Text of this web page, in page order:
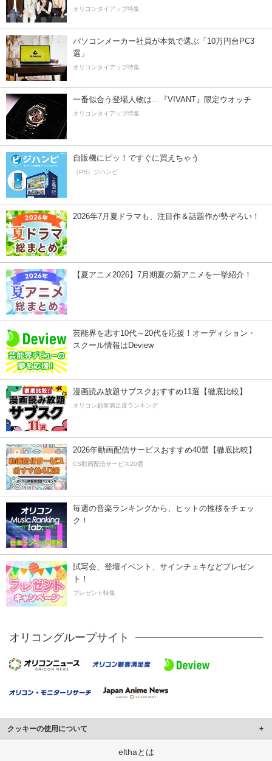
オリコンタイアップ特集
パソコンメーカー社員が本気で選ぶ「10万円台PC3
選」
オリコンタイアップ特集
一番似合う登場人物は…『VIVANT』限定ウオッチ
オリコンタイアップ特集
自販機にピッ！ですぐに買えちゃう
（PR）ジハンピ
2026年7月夏ドラマも、注目作＆話題作が勢ぞろい！
【夏アニメ2026】7月期夏の新アニメを一挙紹介！
芸能界を志す10代～20代を応援！オーディション・
スクール情報はDeview
漫画読み放題サブスクおすすめ11選【徹底比較】
オリコン顧客満足度ランキング
2026年動画配信サービスおすすめ40選【徹底比較】
CS動画配信サービス20選
毎週の音楽ランキングから、ヒットの推移をチェッ
ク！
試写会、登壇イベント、サインチェキなどプレゼン
ト！
プレゼント特集
オリコングループサイト
クッキーの使用について
このサイトでは Cookie を使用して、ユーザーに合わせたコンテンツや広告の
elthaとは